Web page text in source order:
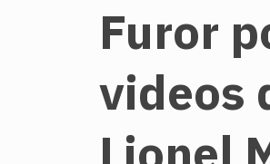
Furor
videos